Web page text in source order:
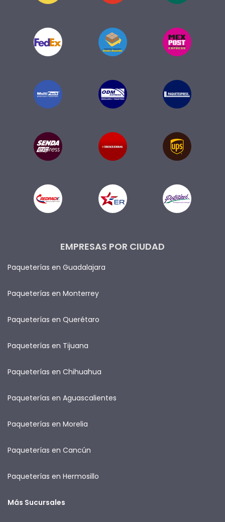
EMPRESAS POR CIUDAD
Paqueterías en Guadalajara
Paqueterías en Monterrey
Paqueterías en Querétaro
Paqueterías en Tijuana
Paqueterías en Chihuahua
Paqueterías en Aguascalientes
Paqueterías en Morelia
Paqueterías en Cancún
Paqueterías en Hermosillo
Más Sucursales